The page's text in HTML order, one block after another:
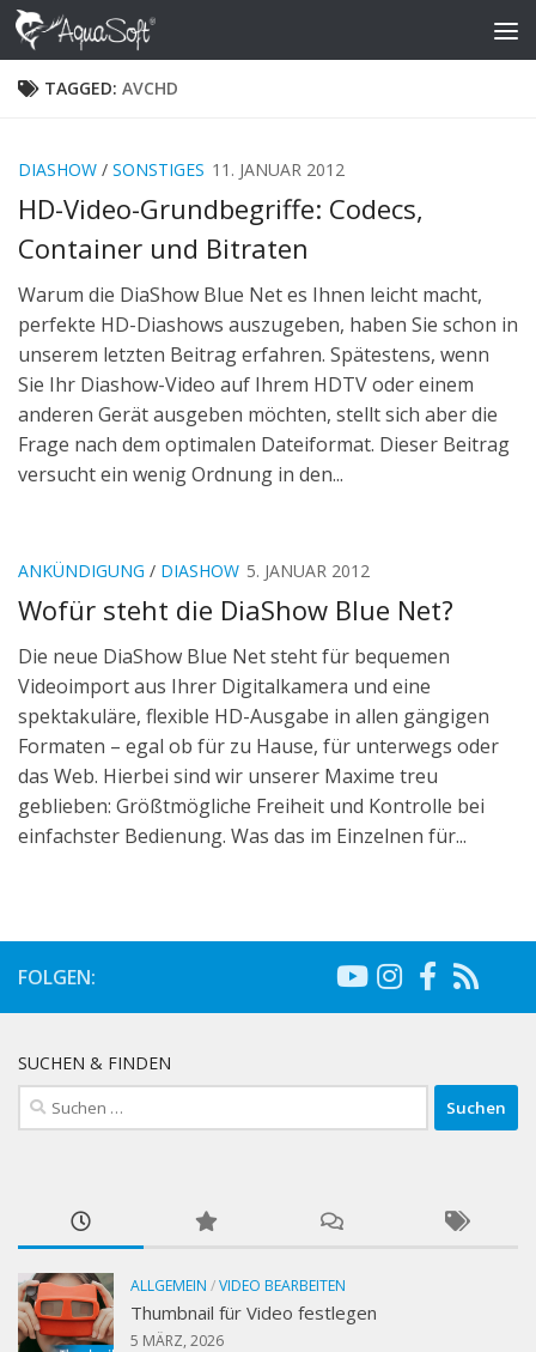
Skip to content
TAGGED: AVCHD
DIASHOW / SONSTIGES 11. JANUAR 2012
HD-Video-Grundbegriffe: Codecs,
Container und Bitraten
Warum die DiaShow Blue Net es Ihnen leicht macht,
perfekte HD-Diashows auszugeben, haben Sie schon in
unserem letzten Beitrag erfahren. Spätestens, wenn
Sie Ihr Diashow-Video auf Ihrem HDTV oder einem
anderen Gerät ausgeben möchten, stellt sich aber die
Frage nach dem optimalen Dateiformat. Dieser Beitrag
versucht ein wenig Ordnung in den...
ANKÜNDIGUNG / DIASHOW 5. JANUAR 2012
Wofür steht die DiaShow Blue Net?
Die neue DiaShow Blue Net steht für bequemen
Videoimport aus Ihrer Digitalkamera und eine
spektakuläre, flexible HD-Ausgabe in allen gängigen
Formaten – egal ob für zu Hause, für unterwegs oder
das Web. Hierbei sind wir unserer Maxime treu
geblieben: Größtmögliche Freiheit und Kontrolle bei
einfachster Bedienung. Was das im Einzelnen für...
FOLGEN:
SUCHEN & FINDEN
Suchen
nach:
ALLGEMEIN /VIDEO BEARBEITEN
Thumbnail für Video festlegen
5 MÄRZ, 2026